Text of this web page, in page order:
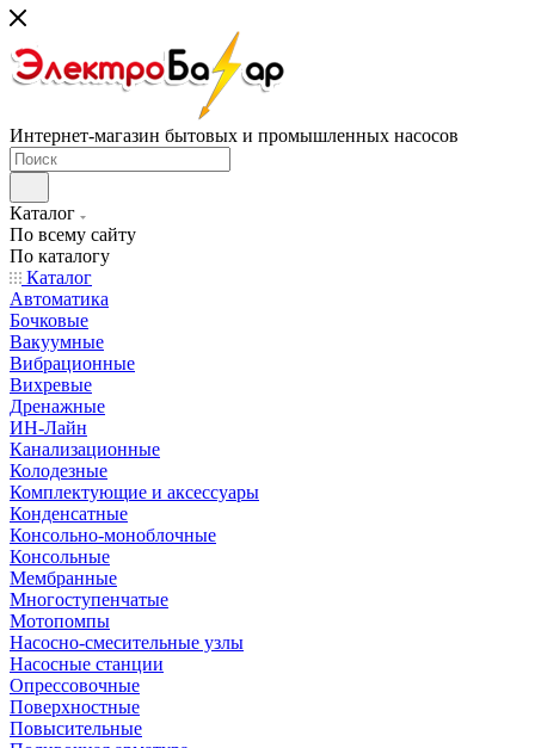
Интернет-магазин бытовых и промышленных насосов
Каталог
По всему сайту
По каталогу
Каталог
Автоматика
Бочковые
Вакуумные
Вибрационные
Вихревые
Дренажные
ИН-Лайн
Канализационные
Колодезные
Комплектующие и аксессуары
Конденсатные
Консольно-моноблочные
Консольные
Мембранные
Многоступенчатые
Мотопомпы
Насосно-смесительные узлы
Насосные станции
Опрессовочные
Поверхностные
Повысительные